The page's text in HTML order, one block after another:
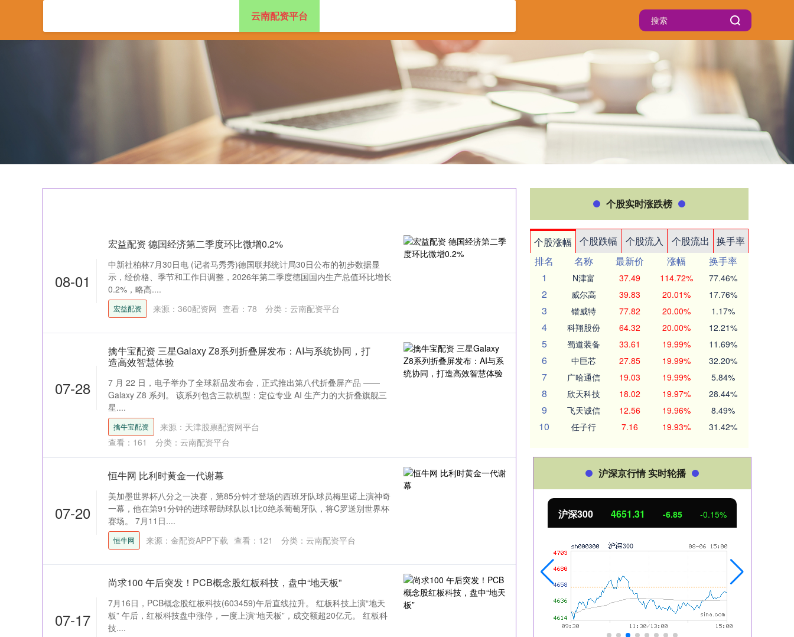
中国股票配资公司排名
云南配资平台
08-01
宏益配资 德国经济第二季度环比微增0.2%
中新社柏林7月30日电 (记者马秀秀)德国联邦统计局30日公布的初步数据显
示，经价格、季节和工作日调整，2026年第二季度德国国内生产总值环比增长
0.2%，略高....
宏益配资 来源：360配资网 查看： 78 分类： 云南配资平台
07-28
擒牛宝配资 三星Galaxy Z8系列折叠屏发布：AI与系统协同，打
造高效智慧体验
7 月 22 日，电子举办了全球新品发布会，正式推出第八代折叠屏产品 ——
Galaxy Z8 系列。 该系列包含三款机型：定位专业 AI 生产力的大折叠旗舰三
星....
擒牛宝配资
来源：天津股票配资网平台
查看： 161 分类： 云南配资平台
07-20
恒牛网 比利时黄金一代谢幕
美加墨世界杯八分之一决赛，第85分钟才登场的西班牙队球员梅里诺上演神奇
一幕，他在第91分钟的进球帮助球队以1比0绝杀葡萄牙队，将C罗送别世界杯
赛场。 7月11日....
恒牛网 来源：金配资APP下载 查看： 121 分类： 云南配资平台
07-17
尚求100 午后突发！PCB概念股红板科技，盘中“地天板”
7月16日，PCB概念股红板科技(603459)午后直线拉升。 红板科技上演“地天
板” 午后，红板科技盘中涨停，一度上演“地天板”，成交额超20亿元。 红板科
技....
个股实时涨跌榜
个股涨幅 个股跌幅 个股流入 个股流出
换手率
排名
名称 最新价 涨幅
换手率
1
N津富 37.49 114.72% 77.46%
2 威尔高 39.83 20.01% 17.76%
3 锴威特 77.82 20.00% 1.17%
4 科翔股份 64.32 20.00% 12.21%
5 蜀道装备 33.61 19.99% 11.69%
6 中巨芯 27.85 19.99% 32.20%
7 广哈通信 19.03 19.99% 5.84%
8 欣天科技 18.02 19.97% 28.44%
9 飞天诚信 12.56 19.96% 8.49%
10 任子行 7.16 19.93% 31.42%
沪深京行情 实时轮播
上证指数 3900.35 21.92 0.57% 深证成指 14110.12 -34.08 -0.24% -6.85 -0.15% 北证50 1122.88